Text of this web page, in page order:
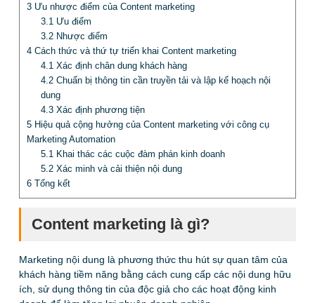
3Ưu nhược điểm của Content marketing
3.1 Ưu điểm
3.2Nhược điểm
4Cách thức và thứ tự triển khai Content marketing
4.1 Xác định chân dung khách hàng
4.2Chuẩn bị thông tin cần truyền tải và lập kế hoạch nội
dung
4.3Xác định phương tiện
5Hiệu quả cộng hưởng của Content marketing với công cụ
Marketing Automation
5.1 Khai thác các cuộc đàm phán kinh doanh
5.2Xác minh và cải thiện nội dung
6Tổng kết
Content marketing là gì?
Marketing nội dung là phương thức thu hút sự quan tâm của
khách hàng tiềm năng bằng cách cung cấp các nội dung hữu
ích, sử dụng thông tin của độc giả cho các hoạt động kinh